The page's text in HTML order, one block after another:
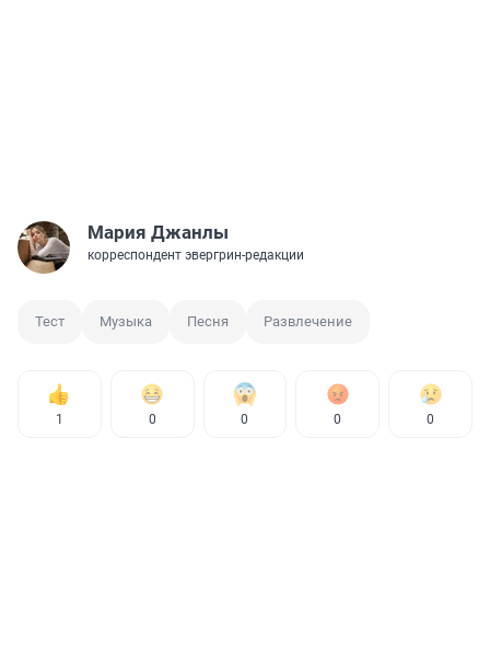
Мария Джанлы
корреспондент эвергрин-редакции
Тест Музыка Песня Развлечение
1 0 0 0 0